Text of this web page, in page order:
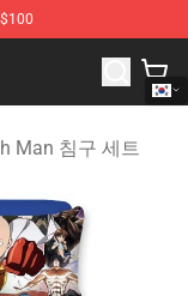
Shop
Man 침구 세트